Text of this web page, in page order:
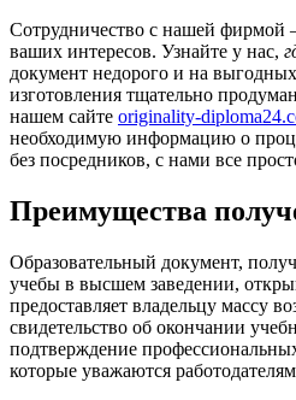
Сотрудничество с нашей фирмой
ваших интересов. Узнайте у нас,
документ недорого и на
изготовления тщательно
нашем сайте originality-
необходимую информацию о
без посредников, с нами все
Преимущества
Образовательный документ,
учебы в высшем заведении,
предоставляет владельцу массу
свидетельство об окончании
подтверждение
которые уважаются